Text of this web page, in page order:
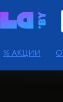
% АКЦИИ